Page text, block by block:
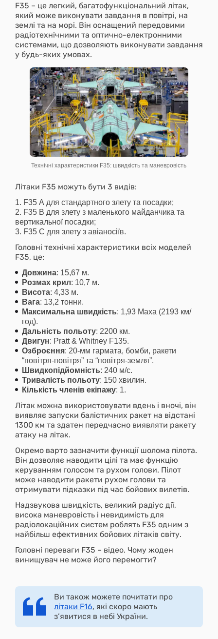
F35 – це легкий, багатофункціональний літак,
який може виконувати завдання в повітрі, на
землі та на морі. Він оснащений передовими
радіотехнічними та оптично-електронними
системами, що дозволяють виконувати завдання
у будь-яких умовах.
Технічні характеристики F35: швидкість та маневровість
Літаки F35 можуть бути 3 видів:
F35 А для стандартного злету та посадки;
F35 В для злету з маленького майданчика та
вертикальної посадки;
F35 С для злету з авіаносіїв.
Головні технічні характеристики всіх моделей
F35, це:
Довжина: 15,67 м.
Розмах крил: 10,7 м.
Висота: 4,33 м.
Вага: 13,2 тонни.
Максимальна швидкість: 1,93 Маха (2193 км/
год).
Дальність польоту: 2200 км.
Двигун: Pratt & Whitney F135.
Озброєння: 20-мм гармата, бомби, ракети
“повітря-повітря” та “повітря-земля”.
Швидкопідйомність: 240 м/с.
Тривалість польоту: 150 хвилин.
Кількість членів екіпажу: 1.
Літак можна використовувати вдень і вночі, він
виявляє запуски балістичних ракет на відстані
1300 км та здатен передчасно виявляти ракету
атаку на літак.
Окремо варто зазначити функції шолома пілота.
Він дозволяє наводити цілі та має функцію
керуванням голосом та рухом голови. Пілот
може наводити ракети рухом голови та
отримувати підказки під час бойових вилетів.
Надзвукова швидкість, великий радіус дії,
висока маневровість і невидимість для
радіолокаційних систем роблять F35 одним з
найбільш ефективних бойових літаків світу.
Головні переваги F35 – відео. Чому жоден
винищувач не може його перемогти?
Ви також можете почитати про
літаки F16, які скоро мають
з’явитися в небі України.